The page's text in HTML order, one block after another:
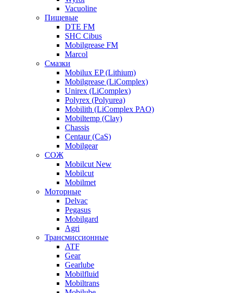
Vacuoline
Пищевые
DTE FM
SHC Cibus
Mobilgrease FM
Marcol
Смазки
Mobilux EP (Lithium)
Mobilgrease (LiComplex)
Unirex (LiComplex)
Polyrex (Polyurea)
Mobilith (LiComplex PAO)
Mobiltemp (Clay)
Chassis
Centaur (CaS)
Mobilgear
СОЖ
Mobilcut New
Mobilcut
Mobilmet
Моторные
Delvac
Pegasus
Mobilgard
Agri
Трансмиссионные
ATF
Gear
Gearlube
Mobilfluid
Mobiltrans